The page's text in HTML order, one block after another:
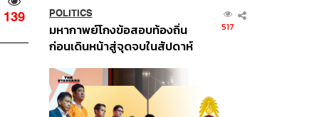
139 POLITICS
มหากาพย์โกงข้อสอบท้องถิ่น
ก่อนเดินหน้าสู่จุดจบในสัปดาห์
517